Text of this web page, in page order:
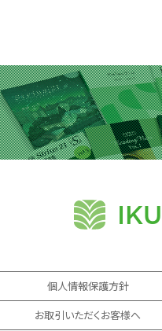
個人情報保護方針
お取引いただくお客様へ